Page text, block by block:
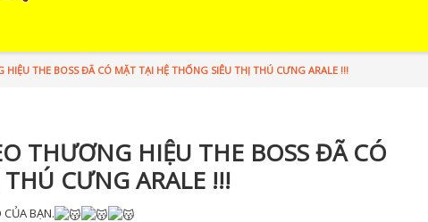
THE BOSS ĐÃ CÓ MẶT TẠI HỆ THỐNG SIÊU THỊ THÚ CƯNG ARALE !!!
THƯƠNG HIỆU THE BOSS ĐÃ CÓ
CƯNG ARALE !!!
BẠN.